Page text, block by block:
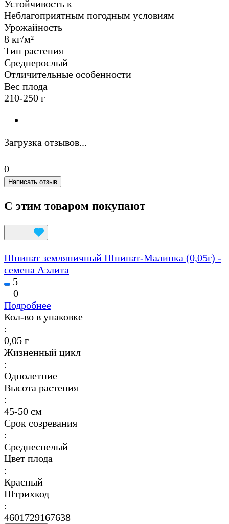
Устойчивость к
Неблагоприятным погодным условиям
Урожайность
8 кг/м²
Тип растения
Среднерослый
Отличительные особенности
Вес плода
210-250 г
Загрузка отзывов...
0
Написать отзыв
С этим товаром покупают
Шпинат земляничный Шпинат-Малинка (0,05г) -
семена Аэлита
5
0
Подробнее
Кол-во в упаковке
:
0,05 г
Жизненный цикл
:
Однолетние
Высота растения
:
45-50 см
Срок созревания
:
Среднеспелый
Цвет плода
:
Красный
Штрихкод
:
4601729167638